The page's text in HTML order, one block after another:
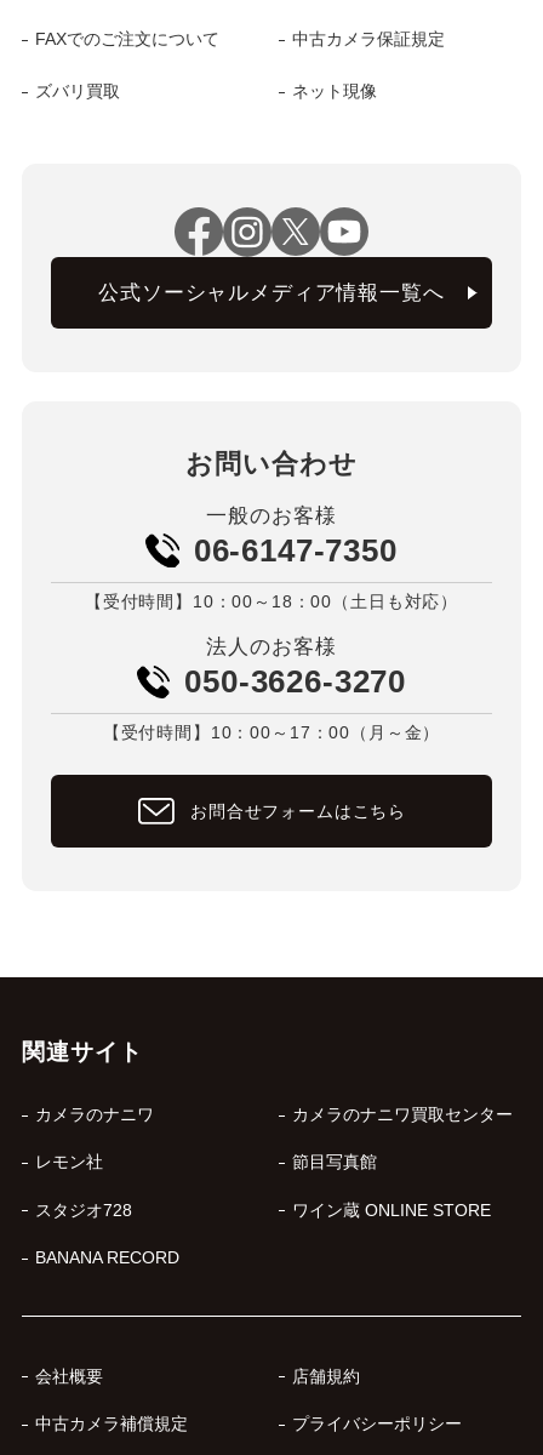
FAXでのご注文について 中古カメラ保証規定
ズバリ買取 ネット現像
公式ソーシャルメディア情報一覧へ
お問い合わせ
一般のお客様
06-6147-7350
【受付時間】10：00～18：00（土日も対応）
法人のお客様
050-3626-3270
【受付時間】10：00～17：00（月～金）
お問合せフォームはこちら
関連サイト
カメラのナニワ カメラのナニワ買取センター
レモン社 節目写真館
スタジオ728 ワイン蔵 ONLINE STORE
BANANA RECORD
会社概要 店舗規約
中古カメラ補償規定 プライバシーポリシー